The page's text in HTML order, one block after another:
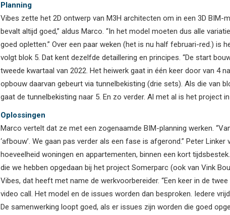
Planning
Vibes zette het 2D ontwerp van M3H architecten om in een 3D BIM-
bevalt altijd goed,” aldus Marco. “In het model moeten dus alle
goed opletten.” Over een paar weken (het is nu half februari-red.) is
volgt blok 5. Dat kent dezelfde detaillering en principes. “De start
tweede kwartaal van 2022. Het heiwerk gaat in één keer door van 4
opbouw daarvan gebeurt via tunnelbekisting (drie sets). Als die van
gaat de tunnelbekisting naar 5. En zo verder. Al met al is het project
Oplossingen
Marco vertelt dat ze met een zogenaamde BIM-planning werken. “Van
‘afbouw’. We gaan pas verder als een fase is afgerond.” Peter Linker
hoeveelheid woningen en appartementen, binnen een kort
die we hebben opgedaan bij het project Somerparc (ook van Vink
Vibes, dat heeft met name de werkvoorbereider. “Een keer in de
video call. Het model en de issues worden dan besproken. Iedere
De samenwerking loopt goed, als er issues zijn worden die goed